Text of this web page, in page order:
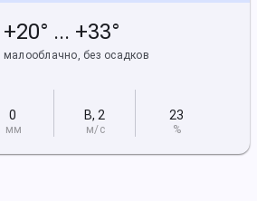
+20° ... +33°
малооблачно, без осадков
0
мм
В, 2
м/с
23
%